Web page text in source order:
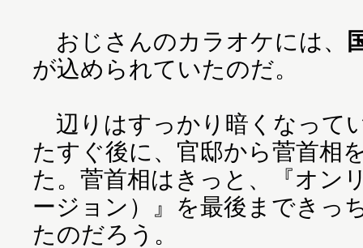
おじさんのカラオケには、
が込められていたのだ。
辺りはすっかり暗くなって
たすぐ後に、官邸から菅首相
た。菅首相はきっと、『オン
ージョン）』を最後まできっ
たのだろう。